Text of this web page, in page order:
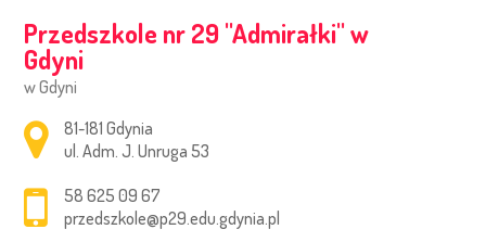
Przedszkole nr 29 ''Admirałki'' w
Gdyni
w Gdyni
Adres pocztowy:
81-181 Gdynia
ul. Adm. J. Unruga 53
58 625 09 67
przedszkole@p29.edu.gdynia.pl